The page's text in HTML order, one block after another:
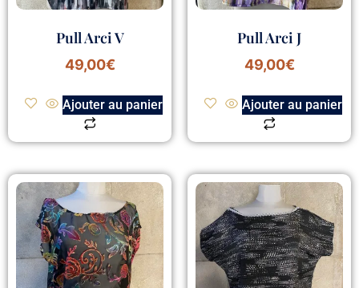
Pull Arci V
49,00€
Ajouter au panier
Pull Arci J
49,00€
Ajouter au panier